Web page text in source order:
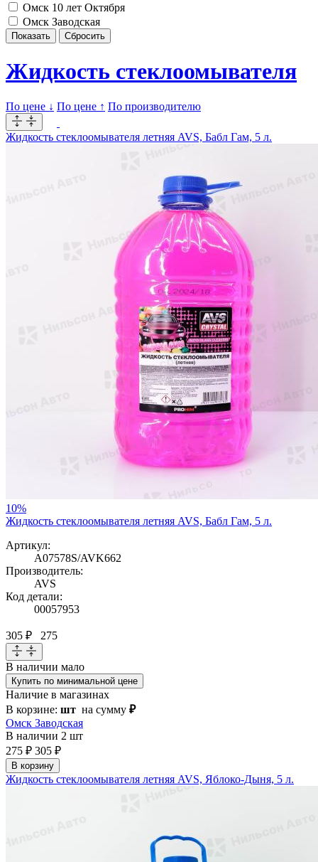
Омск 10 лет Октября
Омск Заводская
Жидкость стеклоомывателя
По цене ↓ По цене ↑ По производителю
Жидкость стеклоомывателя летняя AVS, Бабл Гам, 5 л.
10%
Жидкость стеклоомывателя летняя AVS, Бабл Гам, 5 л.
Артикул:
A07578S/AVK662
Производитель:
AVS
Код детали:
00057953
305 ₽ 275
В наличии мало
Купить по минимальной цене
Наличие в магазинах
В корзине: шт на сумму ₽
Омск Заводская
В наличии 2 шт
275 ₽ 305 ₽
В корзину
Жидкость стеклоомывателя летняя AVS, Яблоко-Дыня, 5 л.